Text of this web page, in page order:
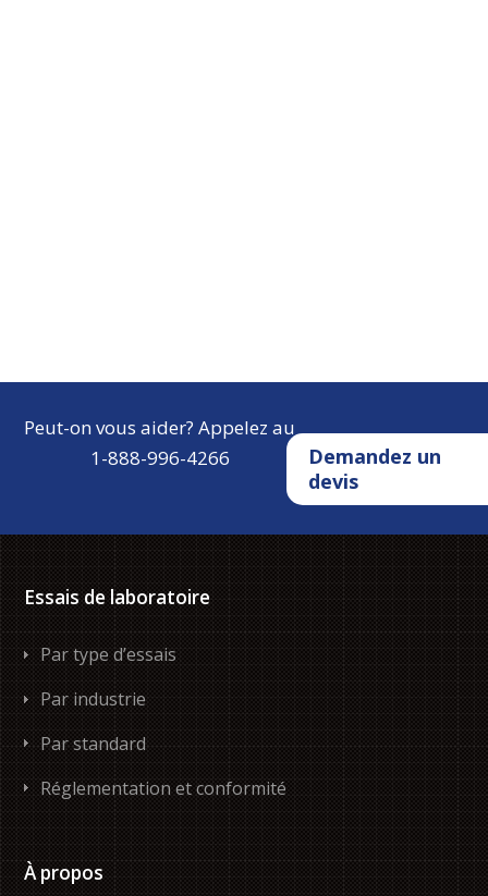
Peut-on vous aider? Appelez au
1-888-996-4266
Demandez un
devis
Essais de laboratoire
Par type d’essais
Par industrie
Par standard
Réglementation et conformité
À propos